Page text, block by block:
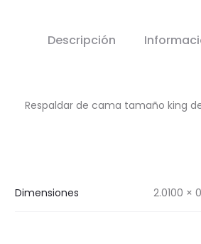
Descripción
Respaldar de cama tamaño king
Dimensiones 2.0100 ×